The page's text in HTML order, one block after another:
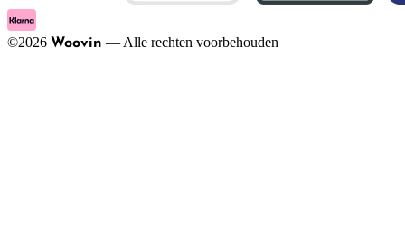
©2026 Woovin — Alle rechten voorbehouden